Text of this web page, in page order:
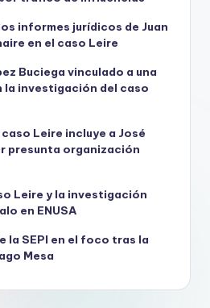
informes jurídicos de Juan
en el caso Leire
Buciega vinculado a una
la investigación del caso
Leire incluye a José
presunta organización
Leire y la investigación
en ENUSA
la SEPI en el foco tras la
Mesa